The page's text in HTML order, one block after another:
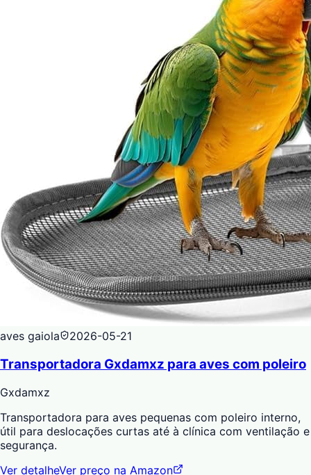
aves gaiola 2026-05-21
Transportadora Gxdamxz para aves com poleiro
Gxdamxz
Transportadora para aves pequenas com poleiro interno,
útil para deslocações curtas até à clínica com ventilação e
segurança.
Ver detalheVer preço na Amazon